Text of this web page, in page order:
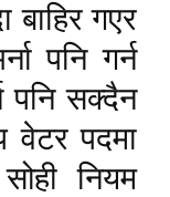
गएर
पनि गर्न
पनि सक्दैन
वेटर पदमा
नियम